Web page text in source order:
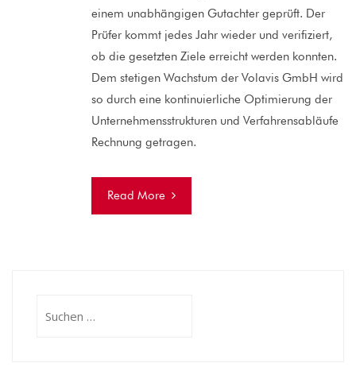
einem unabhängigen Gutachter geprüft. Der
Prüfer kommt jedes Jahr wieder und verifiziert,
ob die gesetzten Ziele erreicht werden konnten.
Dem stetigen Wachstum der Volavis GmbH wird
so durch eine kontinuierliche Optimierung der
Unternehmensstrukturen und Verfahrensabläufe
Rechnung getragen.
Read More
nach: